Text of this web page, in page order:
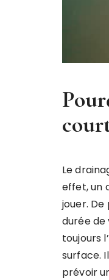
Le
effet, un
jouer. De
durée de
toujours
surface.
prévoir